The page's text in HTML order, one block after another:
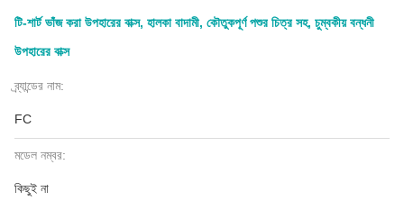
টি-শার্ট ভাঁজ করা উপহারের বাক্স, হালকা বাদামী, কৌতুকপূর্ণ পশুর চিত্র সহ, চুম্বকীয় বন্ধনী
উপহারের বাক্স
ব্র্যান্ডের নাম:
FC
মডেল নম্বর:
কিছুই না